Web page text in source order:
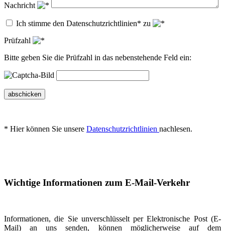
Nachricht
Ich stimme den Datenschutzrichtlinien* zu
Prüfzahl
Bitte geben Sie die Prüfzahl in das nebenstehende Feld ein:
abschicken
* Hier können Sie unsere Datenschutzrichtlinien nachlesen.
Wichtige Informationen zum E-Mail-Verkehr
Informationen, die Sie unverschlüsselt per Elektronische Post (E-
Mail) an uns senden, können möglicherweise auf dem